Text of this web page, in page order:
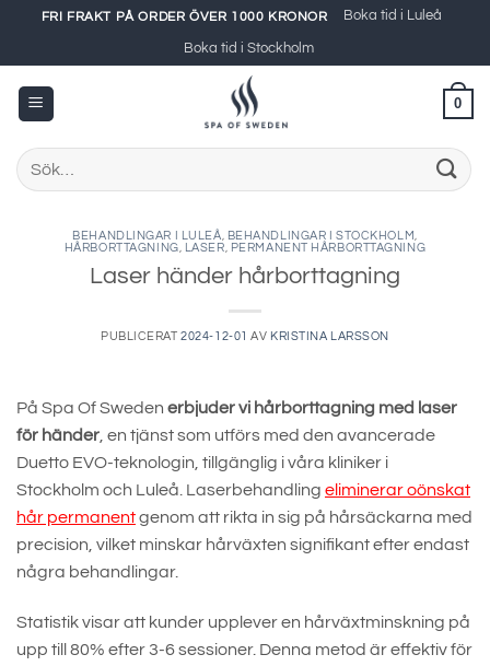
content
FRI FRAKT PÅ ORDER ÖVER 1000 KRONOR Boka tid i Luleå
Boka tid i Stockholm
0
Sök
efter:
BEHANDLINGAR I LULEÅ BEHANDLINGAR I STOCKHOLM
HÅRBORTTAGNING
LASER PERMANENT HÅRBORTTAGNING
Laser händer hårborttagning
PUBLICERAT2024-12-01 AV KRISTINA LARSSON
På Spa Of Sweden erbjuder vi hårborttagning med laser
för händer , en tjänst som utförs med den avancerade
Duetto EVO-teknologin, tillgänglig i våra kliniker i
Stockholm och Luleå. Laserbehandling eliminerar oönskat
hår permanentgenom att rikta in sig på hårsäckarna med
precision, vilket minskar hårväxten signifikant efter endast
några behandlingar.
Statistik visar att kunder upplever en hårväxtminskning på
upp till 80% efter 3-6 sessioner. Denna metod är effektiv för